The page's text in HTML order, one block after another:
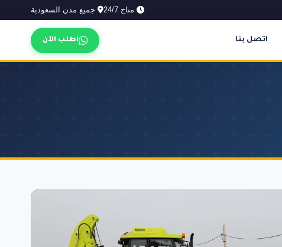
متاح 24/7 جميع مدن السعودية
اتصل بنا اطلب الآن